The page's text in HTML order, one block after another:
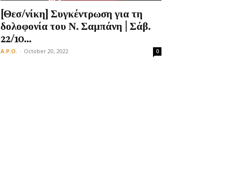
[Θεσ/νίκη] Συγκέντρωση για τη
δολοφονία του Ν. Σαμπάνη | Σάβ.
22/10...
A.P.O. - October 20, 2022 0